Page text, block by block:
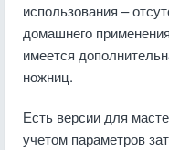
использования –
домашнего
имеется
ножниц.
Есть версии для
учетом параметров